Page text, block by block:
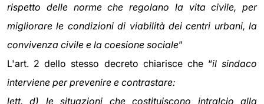
rispetto delle norme che regolano la vita civile, per
migliorare le condizioni di viabilità dei centri urbani, la
convivenza civile e la coesione sociale”
L'art. 2 dello stesso decreto chiarisce che “il sindaco
interviene per prevenire e contrastare:
lett. d) le situazioni che costituiscono intralcio alla